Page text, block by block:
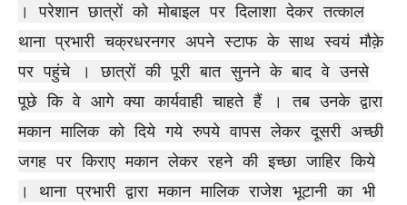
। परेशान छात्रों को मोबाइल पर दिलाशा देकर तत्काल
थाना प्रभारी चक्रधरनगर अपने स्टाफ के साथ स्वयं मौक़े
पर पहुंचे । छात्रों की पूरी बात सुनने के बाद वे उनसे
पूछे कि वे आगे क्या कार्यवाही चाहते हैं । तब उनके द्वारा
मकान मालिक को दिये गये रुपये वापस लेकर दूसरी अच्छी
जगह पर किराए मकान लेकर रहने की इच्छा जाहिर किये
। थाना प्रभारी द्वारा मकान मालिक राजेश भूटानी का भी